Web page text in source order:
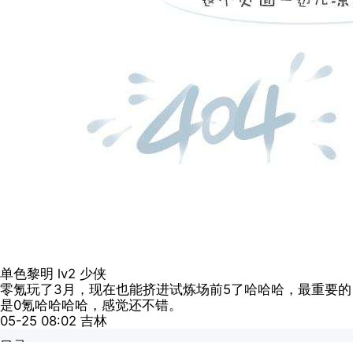
单色黎明 lv2 少侠
零氪玩了3月，现在也能挤进试炼场前5了哈哈哈，最重要的
是0氪哈哈哈哈，感觉还不错。
05-25 08:02 吉林